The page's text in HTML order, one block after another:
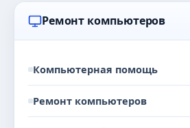
Ремонт компьютеров
Компьютерная помощь
Ремонт компьютеров